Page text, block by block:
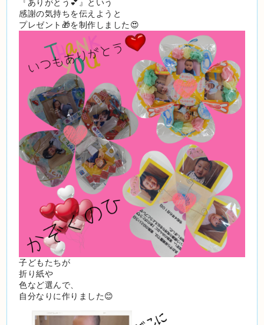
『ありがとう💕』という
感謝の気持ちを伝えようと
プレゼント🎁を制作しました😍
子どもたちが
折り紙や
色など選んで、
自分なりに作りました😊